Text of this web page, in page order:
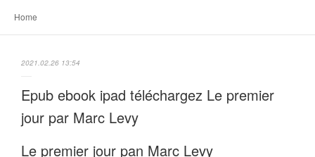
Home
2021.02.26 13:54
Epub ebook ipad téléchargez Le premier
jour par Marc Levy
Le premier jour pan Marc Levy